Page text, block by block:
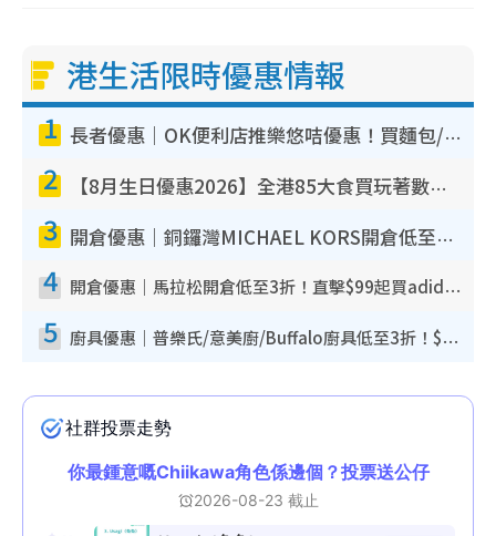
港生活限時優惠情報
1 長者優惠｜OK便利店推樂悠咭優惠！買麵包/牛奶/保健品拍卡即減
2 【8月生日優惠2026】全港85大食買玩著數攻略 自助餐/火鍋放題同行免費＋誠品/DONKI送現金券
3 開倉優惠｜銅鑼灣MICHAEL KORS開倉低至17折！直擊$500起買手袋/銀包/鞋款 必買經典Jet Set系列
4 開倉優惠｜馬拉松開倉低至3折！直擊$99起買adidas／New Balance／Puma鞋款 STANLEY保溫杯劈價至$119起
5 廚具優惠｜普樂氏/意美廚/Buffalo廚具低至3折！$89起買煎鍋／炒鑊／個人鍋 同場小家電激減至$99起